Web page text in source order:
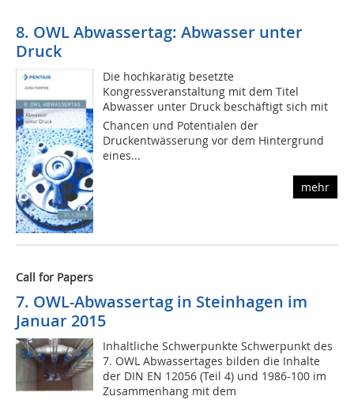
8. OWL Abwassertag: Abwasser unter
Druck
Die hochkarätig besetzte
Kongressveranstaltung mit dem Titel
Abwasser unter Druck beschäftigt sich mit
Chancen und Potentialen der
Druckentwässerung vor dem Hintergrund
eines...
mehr
Call for Papers
7. OWL-Abwassertag in Steinhagen im
Januar 2015
Inhaltliche Schwerpunkte Schwerpunkt des
7. OWL Abwassertages bilden die Inhalte
der DIN EN 12056 (Teil 4) und 1986-100 im
Zusammenhang mit dem